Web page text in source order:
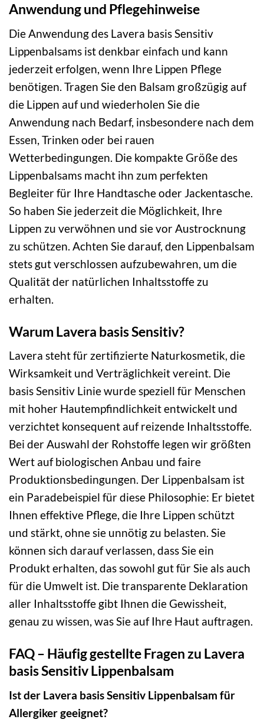
Anwendung und Pflegehinweise
Die Anwendung des Lavera basis Sensitiv
Lippenbalsams ist denkbar einfach und kann
jederzeit erfolgen, wenn Ihre Lippen Pflege
benötigen. Tragen Sie den Balsam großzügig auf
die Lippen auf und wiederholen Sie die
Anwendung nach Bedarf, insbesondere nach dem
Essen, Trinken oder bei rauen
Wetterbedingungen. Die kompakte Größe des
Lippenbalsams macht ihn zum perfekten
Begleiter für Ihre Handtasche oder Jackentasche.
So haben Sie jederzeit die Möglichkeit, Ihre
Lippen zu verwöhnen und sie vor Austrocknung
zu schützen. Achten Sie darauf, den Lippenbalsam
stets gut verschlossen aufzubewahren, um die
Qualität der natürlichen Inhaltsstoffe zu
erhalten.
Warum Lavera basis Sensitiv?
Lavera steht für zertifizierte Naturkosmetik, die
Wirksamkeit und Verträglichkeit vereint. Die
basis Sensitiv Linie wurde speziell für Menschen
mit hoher Hautempfindlichkeit entwickelt und
verzichtet konsequent auf reizende Inhaltsstoffe.
Bei der Auswahl der Rohstoffe legen wir größten
Wert auf biologischen Anbau und faire
Produktionsbedingungen. Der Lippenbalsam ist
ein Paradebeispiel für diese Philosophie: Er bietet
Ihnen effektive Pflege, die Ihre Lippen schützt
und stärkt, ohne sie unnötig zu belasten. Sie
können sich darauf verlassen, dass Sie ein
Produkt erhalten, das sowohl gut für Sie als auch
für die Umwelt ist. Die transparente Deklaration
aller Inhaltsstoffe gibt Ihnen die Gewissheit,
genau zu wissen, was Sie auf Ihre Haut auftragen.
FAQ – Häufig gestellte Fragen zu Lavera
basis Sensitiv Lippenbalsam
Ist der Lavera basis Sensitiv Lippenbalsam für
Allergiker geeignet?